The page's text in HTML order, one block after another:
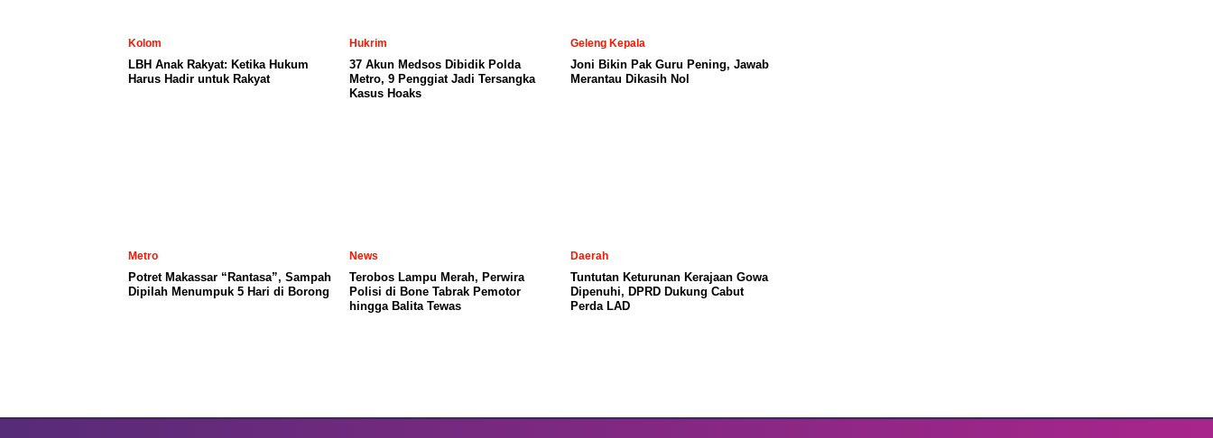
Kolom
LBH Anak Rakyat: Ketika Hukum
Harus Hadir untuk Rakyat
Hukrim
37 Akun Medsos Dibidik Polda
Metro, 9 Penggiat Jadi Tersangka
Kasus Hoaks
Geleng Kepala
Joni Bikin Pak Guru Pening, Jawab
Merantau Dikasih Nol
Metro
Potret Makassar “Rantasa”, Sampah
Dipilah Menumpuk 5 Hari di Borong
News
Terobos Lampu Merah, Perwira
Polisi di Bone Tabrak Pemotor
hingga Balita Tewas
Daerah
Tuntutan Keturunan Kerajaan Gowa
Dipenuhi, DPRD Dukung Cabut
Perda LAD